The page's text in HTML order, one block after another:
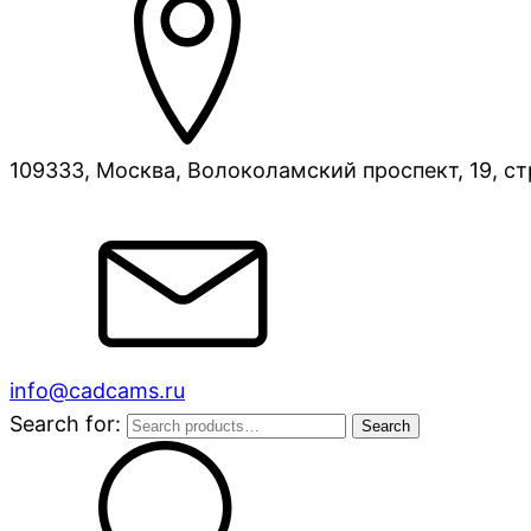
109333, Москва, Волоколамский проспект, 19,
info@cadcams.ru
Search for:
Search